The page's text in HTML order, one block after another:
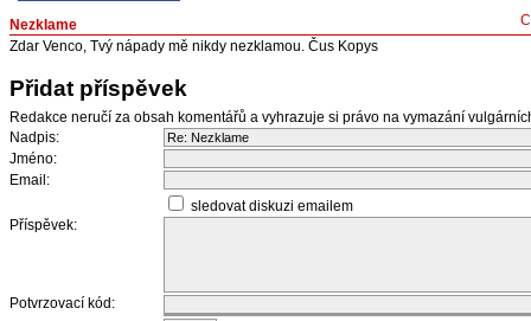
Nezklame
Zdar Venco, Tvý nápady mě nikdy nezklamou. Čus Kopys
Přidat příspěvek
Redakce neručí za obsah komentářů a vyhrazuje si právo na vymazání
Nadpis:
Jméno:
Email:
sledovat diskuzi emailem
Příspěvek:
Potvrzovací kód: